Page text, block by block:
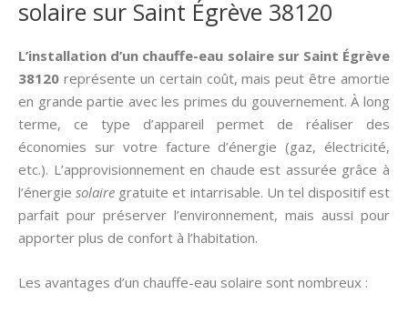
solaire sur Saint Égrève 38120
L’installation d’un chauffe-eau solaire sur Saint Égrève
38120 représente un certain coût, mais peut être amortie
en grande partie avec les primes du gouvernement. À long
terme, ce type d’appareil permet de réaliser des
économies sur votre facture d’énergie (gaz, électricité,
etc.). L’approvisionnement en chaude est assurée grâce à
l’énergiesolaire gratuite et intarrisable. Un tel dispositif est
parfait pour préserver l’environnement, mais aussi pour
apporter plus de confort à l’habitation.
Les avantages d’un chauffe-eau solaire sont nombreux :